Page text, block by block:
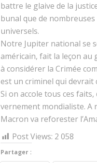
bat­tre le glaive de la
bunal que de
universels.
Notre Jupiter nation­al se
améri­cain, fait la leçon au
à con­sid­ér­er la Crimée
est un crim­inel qui devrait
Si on accole tous ces
verne­ment mon­di­al­iste. A
Macron va refor­ester
Post Views: 2 058
Partager :